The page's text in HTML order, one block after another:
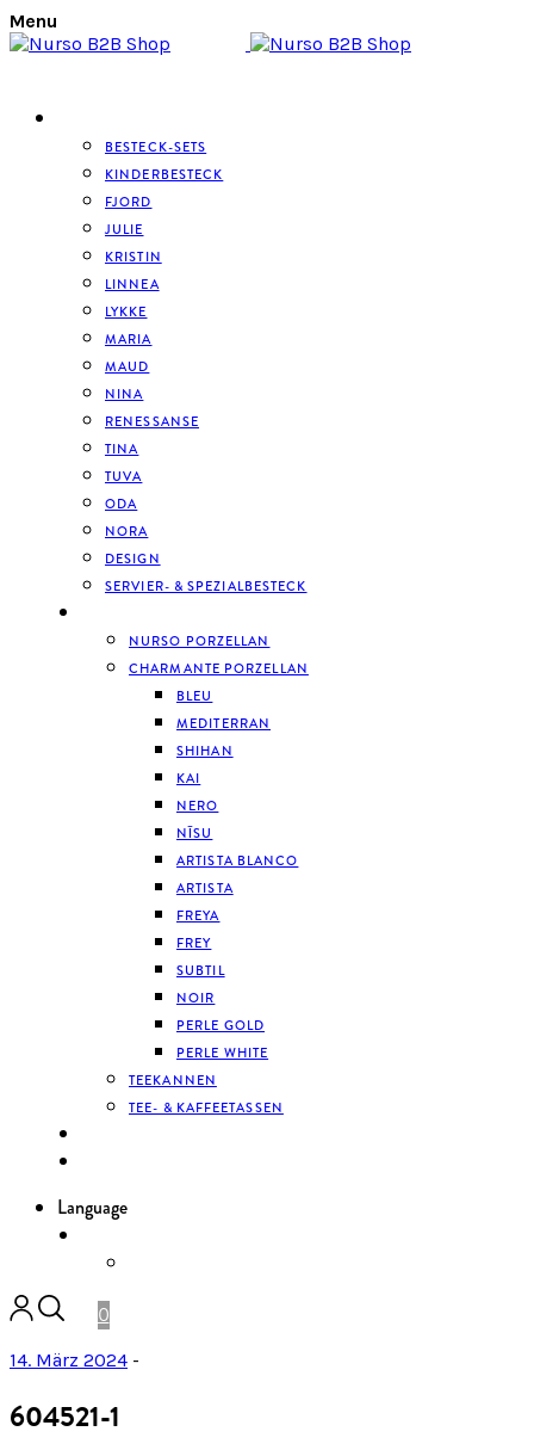
Menu
BESTECK-SETS
KINDERBESTECK
FJORD
JULIE
KRISTIN
LINNEA
LYKKE
MARIA
MAUD
NINA
RENESSANSE
TINA
TUVA
ODA
NORA
DESIGN
SERVIER- & SPEZIALBESTECK
NURSO PORZELLAN
CHARMANTE PORZELLAN
BLEU
MEDITERRAN
SHIHAN
KAI
NERO
NĪSU
ARTISTA BLANCO
ARTISTA
FREYA
FREY
SUBTIL
NOIR
PERLE GOLD
PERLE WHITE
TEEKANNEN
TEE- & KAFFEETASSEN
Language
0
14. März 2024 -
604521-1